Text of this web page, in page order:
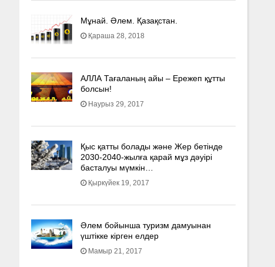
Мұнай. Әлем. Қазақстан.
Қараша 28, 2018
АЛЛА Тағаланың айы – Ережеп құтты
болсын!
Наурыз 29, 2017
Қыс қатты болады және Жер бетінде
2030-2040­-жылға қарай мұз дәуірі
басталуы мүмкін…
Қыркүйек 19, 2017
Әлем бойынша туризм дамуынан
үштікке кірген елдер
Мамыр 21, 2017